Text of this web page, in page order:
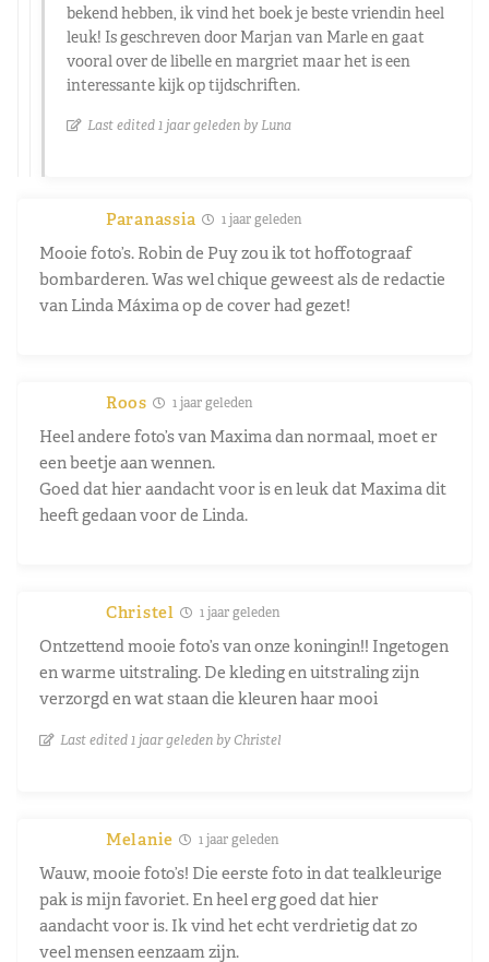
bekend hebben, ik vind het boek je beste vriendin heel
leuk! Is geschreven door Marjan van Marle en gaat
vooral over de libelle en margriet maar het is een
interessante kijk op tijdschriften.
Last edited 1 jaar geleden by Luna
Paranassia 1 jaar geleden
Mooie foto’s. Robin de Puy zou ik tot hoffotograaf
bombarderen. Was wel chique geweest als de redactie
van Linda Máxima op de cover had gezet!
Roos 1 jaar geleden
Heel andere foto’s van Maxima dan normaal, moet er
een beetje aan wennen.
Goed dat hier aandacht voor is en leuk dat Maxima dit
heeft gedaan voor de Linda.
Christel 1 jaar geleden
Ontzettend mooie foto’s van onze koningin!! Ingetogen
en warme uitstraling. De kleding en uitstraling zijn
verzorgd en wat staan die kleuren haar mooi
Last edited 1 jaar geleden by Christel
Melanie 1 jaar geleden
Wauw, mooie foto’s! Die eerste foto in dat tealkleurige
pak is mijn favoriet. En heel erg goed dat hier
aandacht voor is. Ik vind het echt verdrietig dat zo
veel mensen eenzaam zijn.